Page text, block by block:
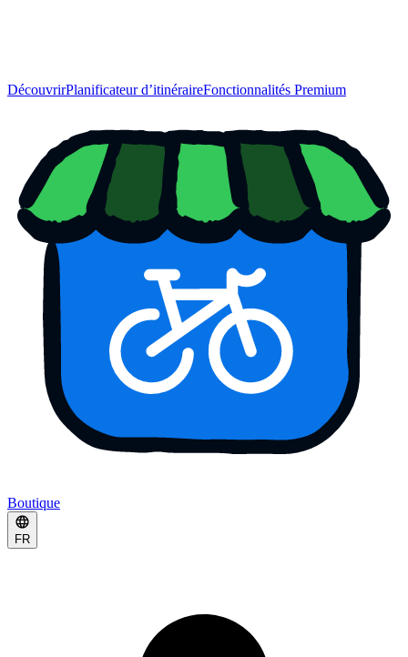
DécouvrirPlanificateur d’itinéraireFonctionnalités Premium
Boutique
FR